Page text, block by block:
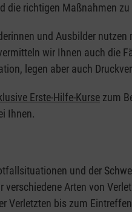
die richtigen Maßnahmen zu
und Ausbilder
wir Ihnen auch die
legen aber auch
Erste-Hilfe-Kurse zum
Ihnen.
und der
verschiedene Arten von
Verletzten bis zum